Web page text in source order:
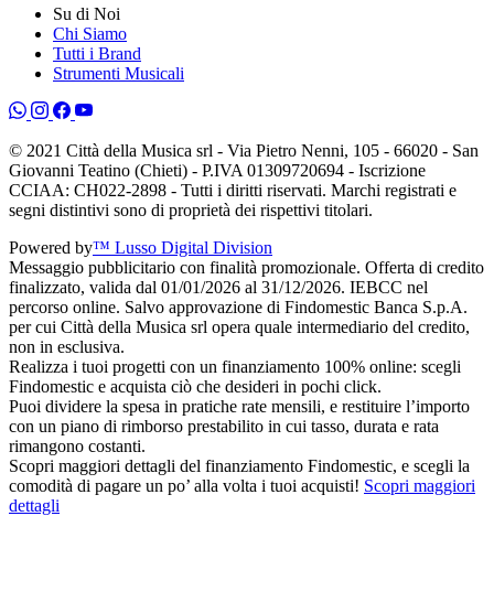
Su di Noi
Chi Siamo
Tutti i Brand
Strumenti Musicali
© 2021 Città della Musica srl - Via Pietro Nenni, 105 - 66020 - San
Giovanni Teatino (Chieti) - P.IVA 01309720694 - Iscrizione
CCIAA: CH022-2898 - Tutti i diritti riservati. Marchi registrati e
segni distintivi sono di proprietà dei rispettivi titolari.
Powered by™ Lusso Digital Division
Messaggio pubblicitario con finalità promozionale. Offerta di credito
finalizzato, valida dal 01/01/2026 al 31/12/2026. IEBCC nel
percorso online. Salvo approvazione di Findomestic Banca S.p.A.
per cui Città della Musica srl opera quale intermediario del credito,
non in esclusiva.
Realizza i tuoi progetti con un finanziamento 100% online: scegli
Findomestic e acquista ciò che desideri in pochi click.
Puoi dividere la spesa in pratiche rate mensili, e restituire l’importo
con un piano di rimborso prestabilito in cui tasso, durata e rata
rimangono costanti.
Scopri maggiori dettagli del finanziamento Findomestic, e scegli la
comodità di pagare un po’ alla volta i tuoi acquisti! Scopri maggiori
dettagli